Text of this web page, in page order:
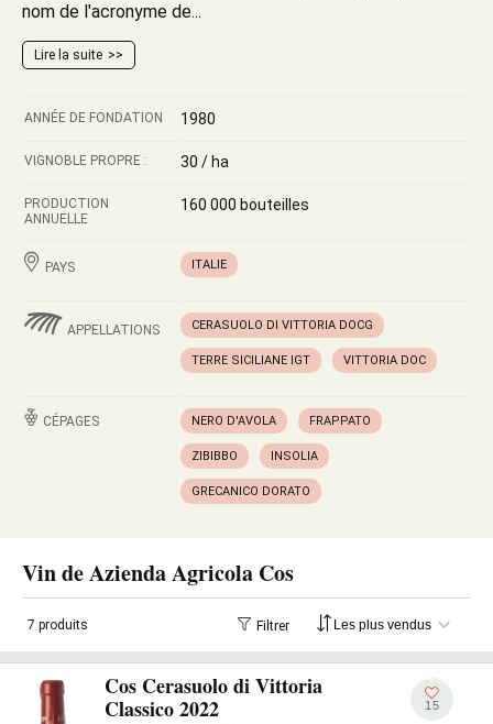
nom de l'acronyme de...
Lire la suite
ANNÉE DE FONDATION 1980
VIGNOBLE PROPRE : 30 / ha
PRODUCTION
ANNUELLE
160 000 bouteilles
PAYS ITALIE
APPELLATIONS CERASUOLO DI VITTORIA DOCG
TERRE SICILIANE IGT VITTORIA DOC
CÉPAGES NERO D'AVOLA FRAPPATO
ZIBIBBO INSOLIA
GRECANICO DORATO
Vin de Azienda Agricola Cos
7 produits Filtrer
Cos Cerasuolo di Vittoria
Classico 2022
15